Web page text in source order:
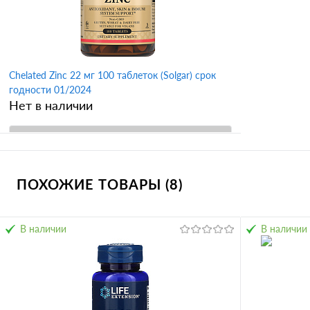
Chelated Zinc 22 мг 100 таблеток (Solgar) срок
годности 01/2024
Нет в наличии
Купить в 1 клик
Сравнение
ПОХОЖИЕ ТОВАРЫ (8)
В наличии В наличии